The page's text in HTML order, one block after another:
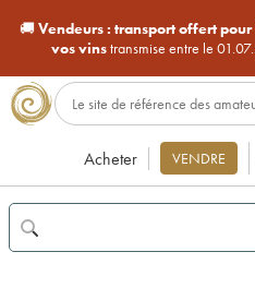
🚚Vendeurs : transport offert
vos vinstransmise entre le
Acheter VENDRE